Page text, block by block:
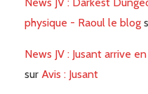
physique - Raoul le blog
News JV : Jusant arrive
sur Avis : Jusant